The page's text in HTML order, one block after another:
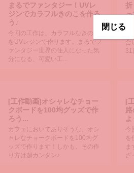
まるでファンタジー！UVレ
ジンでカラフルきのこを作ろ
う♪
今回の工作は、カラフルなきのこ
をUVレジンで作ります。まるでフ
ァンタジー世界の住人になった気
分になる、可愛い工...
っ
合
31
[工作動画]オシャレなチョー
クボードを100均グッズで作
ろう...
カフェにおいてありそうな、オシ
ャレなチョークボードを100均グ
ッズで作ります！しかも、その作
り方は超カンタン♪
[
よ
今
を
ま
閉じる